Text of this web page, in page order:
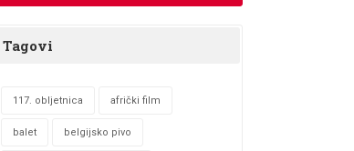
Tagovi
117. obljetnica afrički film
balet belgijsko pivo